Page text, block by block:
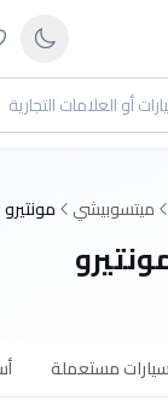
ميتسوبيشي مونتيرو
سيارات مستعملة